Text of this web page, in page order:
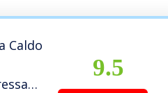
Caldo
9.5